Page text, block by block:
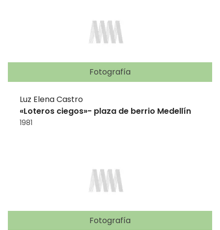
Fotografía
Luz Elena Castro
«Loteros ciegos»- plaza de berrio Medellín
1981
Fotografía